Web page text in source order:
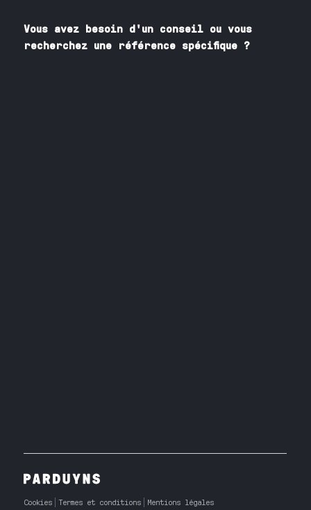
Vous avez besoin d'un conseil ou vous
recherchez une référence spécifique ?
Cookies Termes et conditions Mentions légales